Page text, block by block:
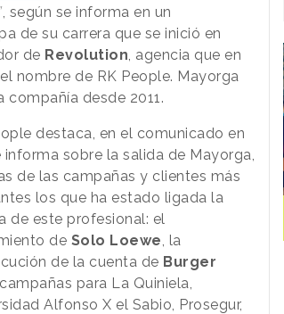
, según se informa en un
de su carrera que se inició en
de Revolution , agencia que en
nombre de RK People. Mayorga
desde 2011.
destaca, en el comunicado en
informa sobre la salida de Mayorga,
de las campañas y clientes más
los que ha estado ligada la
de este profesional: el
de Solo Loewe , la
de la cuenta de Burger
, campañas para La Quiniela,
Alfonso X el Sabio, Prosegur,